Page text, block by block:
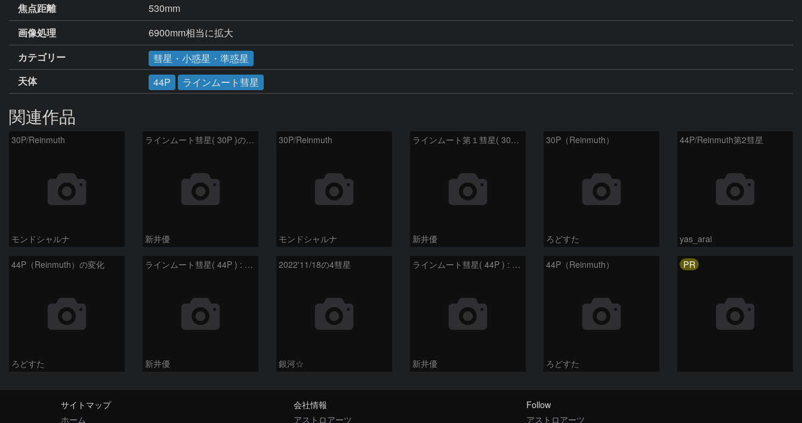
焦点距離
530mm
画像処理
カテゴリー
彗星・小惑星・準惑星
天体
44P ラインムート彗星
関連作品
30P/Reinmuth
モンドシャルナ
ラインムート彗星( 30P )の予報位置：2025/05/05
新井優
30P/Reinmuth
モンドシャルナ
ラインムート第１彗星( 30P )：2023/12/04
新井優
30P（Reinmuth）
ろどすた
44P/Reinmuth第2彗星
yas_arai
44P（Reinmuth）の変化
ろどすた
ラインムート彗星( 44P ) : 2022/11/19
新井優
2022'11/18の4彗星
銀河☆
ラインムート彗星( 44P ) : 2022/10/30
新井優
44P（Reinmuth）
ろどすた
PR
サイトマップ
ホーム
会社情報
アストロアーツ
Follow
アストロアーツ